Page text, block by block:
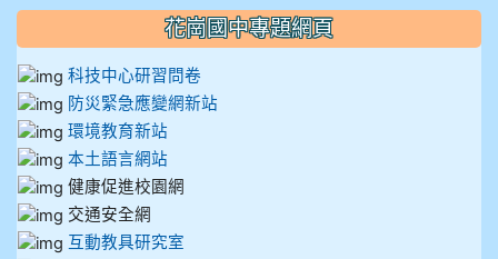
花崗國中專題網頁
科技中心研習問卷
防災緊急應變網新站
環境教育新站
本土語言網站
健康促進校園網
交通安全網
互動教具研究室